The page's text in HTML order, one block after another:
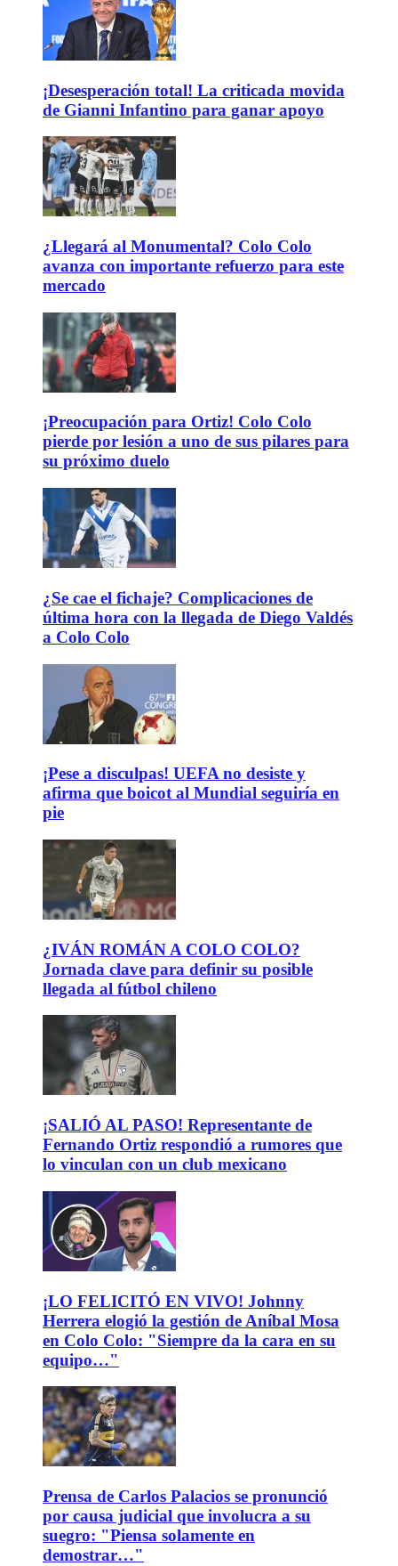
¡Desesperación total! La criticada movida
de Gianni Infantino para ganar apoyo
¿Llegará al Monumental? Colo Colo
avanza con importante refuerzo para este
mercado
¡Preocupación para Ortiz! Colo Colo
pierde por lesión a uno de sus pilares para
su próximo duelo
¿Se cae el fichaje? Complicaciones de
última hora con la llegada de Diego Valdés
a Colo Colo
¡Pese a disculpas! UEFA no desiste y
afirma que boicot al Mundial seguiría en
pie
¿IVÁN ROMÁN A COLO COLO?
Jornada clave para definir su posible
llegada al fútbol chileno
¡SALIÓ AL PASO! Representante de
Fernando Ortiz respondió a rumores que
lo vinculan con un club mexicano
¡LO FELICITÓ EN VIVO! Johnny
Herrera elogió la gestión de Aníbal Mosa
en Colo Colo: "Siempre da la cara en su
equipo…"
Prensa de Carlos Palacios se pronunció
por causa judicial que involucra a su
suegro: "Piensa solamente en
demostrar…"